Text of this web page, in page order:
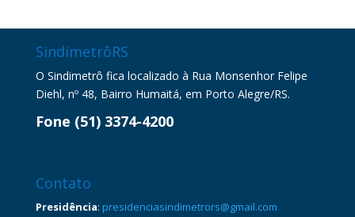
SindimetrôRS
O Sindimetrô fica localizado à Rua Monsenhor Felipe
Diehl, nº 48, Bairro Humaitá, em Porto Alegre/RS.
Fone (51) 3374-4200
Contato
Presidência: presidenciasindimetrors@gmail.com